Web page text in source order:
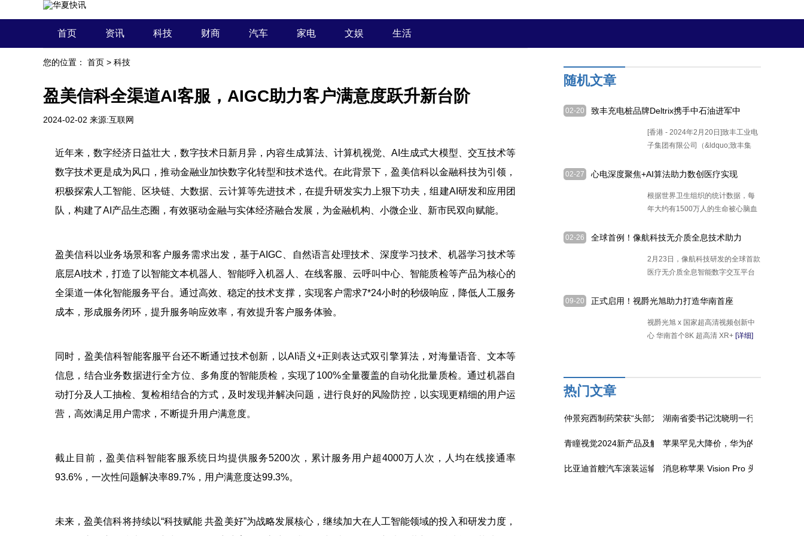
首页 资讯 科技 财商 汽车 家电 文娱 生活
您的位置： 首页 > 科技
盈美信科全渠道AI客服，AIGC助力客户满意度跃升新台阶
2024-02-02 来源:互联网
近年来，数字经济日益壮大，数字技术日新月异，内容生成算法、计算机视觉、AI生成式大模型、交互技术等
数字技术更是成为风口，推动金融业加快数字化转型和技术迭代。在此背景下，盈美信科以金融科技为引领，
积极探索人工智能、区块链、大数据、云计算等先进技术，在提升研发实力上狠下功夫，组建AI研发和应用团
队，构建了AI产品生态圈，有效驱动金融与实体经济融合发展，为金融机构、小微企业、新市民双向赋能。
盈美信科以业务场景和客户服务需求出发，基于AIGC、自然语言处理技术、深度学习技术、机器学习技术等
底层AI技术，打造了以智能文本机器人、智能呼入机器人、在线客服、云呼叫中心、智能质检等产品为核心的
全渠道一体化智能服务平台。通过高效、稳定的技术支撑，实现客户需求7*24小时的秒级响应，降低人工服务
成本，形成服务闭环，提升服务响应效率，有效提升客户服务体验。
同时，盈美信科智能客服平台还不断通过技术创新，以AI语义+正则表达式双引擎算法，对海量语音、文本等
信息，结合业务数据进行全方位、多角度的智能质检，实现了100%全量覆盖的自动化批量质检。通过机器自
动打分及人工抽检、复检相结合的方式，及时发现并解决问题，进行良好的风险防控，以实现更精细的用户运
营，高效满足用户需求，不断提升用户满意度。
截止目前，盈美信科智能客服系统日均提供服务5200次，累计服务用户超4000万人次，人均在线接通率
93.6%，一次性问题解决率89.7%，用户满意度达99.3%。
未来，盈美信科将持续以“科技赋能 共盈美好”为战略发展核心，继续加大在人工智能领域的投入和研发力度，
随机文章
02-20
致丰充电桩品牌Deltrix携手中石油进军中
[香港 - 2024年2月20日]致丰工业电
子集团有限公司（&ldquo;致丰集
02-27
心电深度聚焦+AI算法助力数创医疗实现
根据世界卫生组织的统计数据，每
年大约有1500万人的生命被心脑血
02-26
全球首例！像航科技无介质全息技术助力
2月23日，像航科技研发的全球首款
医疗无介质全息智能数字交互平台
09-20
正式启用！视爵光旭助力打造华南首座
视爵光旭 x 国家超高清视频创新中
心 华南首个8K 超高清 XR+ [详细]
热门文章
仲景宛西制药荣获“头部力量·医药高质量发展成果企业”
湖南省委书记沈晓明一行调研走访吉
青瞳视觉2024新产品及解决方案发布盛典成功举办
苹果罕见大降价，华为的压力给到了
比亚迪首艘汽车滚装运输船首航，拥有 7000 个标准车位
消息称苹果 Vision Pro 头显虚拟键盘